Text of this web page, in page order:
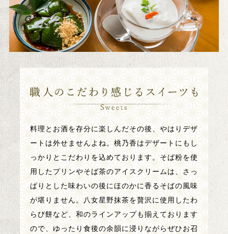
料理とお酒を存分に楽しんだその後、やはりデザ
ートは外せませんよね。桃乃香はデザートにもし
っかりとこだわりを込めております。そば粉を使
用したプリンやそば茶のアイスクリームは、さっ
ぱりとした味わいの後にほのかに香るそばの風味
が堪りません。八女星野抹茶を贅沢に使用したわ
らび餅など、和のラインアップも揃えております
ので、ゆったり食後の余韻に浸りながらぜひお召